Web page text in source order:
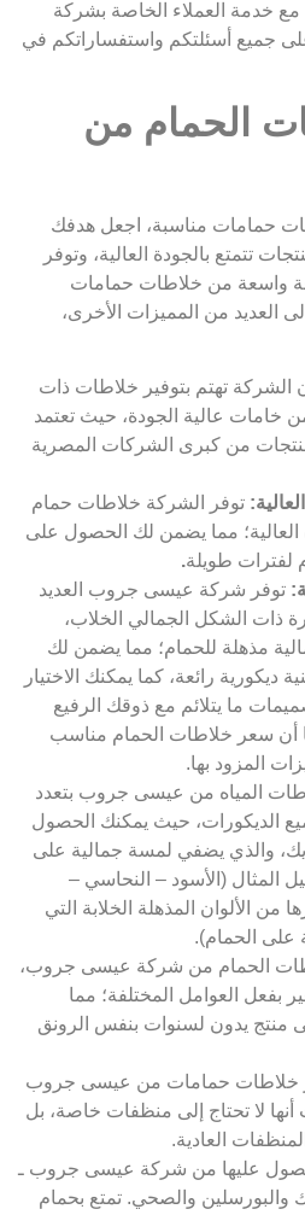
مع خدمة العملاء الخاصة بشركة
جميع أسئلتكم واستفساراتكم في
الحمام من
حمامات مناسبة، اجعل هدفك
تتمتع بالجودة العالية، وتوفر
من خلاطات حمامات
العديد من المميزات الأخرى،
الشركة تهتم بتوفير خلاطات ذات
خامات عالية الجودة، حيث تعتمد
من كبرى الشركات المصرية
توفر الشركة خلاطات حمام
مما يضمن لك الحصول على
لفترات طويلة.
توفر شركة عيسى جروب العديد
ذات الشكل الجمالي الخلاب،
مذهلة للحمام؛ مما يضمن لك
رائعة، كما يمكنك الاختيار
ما يتلائم مع ذوقك الرفيع
أن سعر خلاطات الحمام مناسب
المزود بها.
المياه من عيسى جروب بتعدد
الديكورات، حيث يمكنك الحصول
والذي يضفي لمسة جمالية على
المثال (الأسود – النحاسي –
من الألوان المذهلة الخلابة التي
على الحمام).
الحمام من شركة عيسى جروب،
بفعل العوامل المختلفة؛ مما
يدون لسنوات بنفس الرونق
خلاطات حمامات من عيسى جروب
لا تحتاج إلى منظفات خاصة، بل
العادية.
عليها من شركة عيسى جروب ـ
والبورسلين والصحي. تمتع بحمام